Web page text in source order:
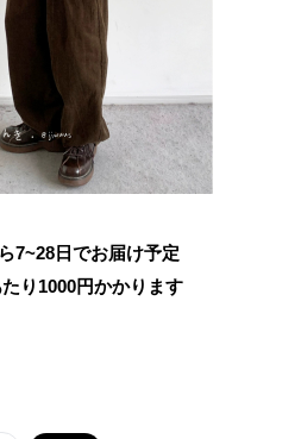
7~28日でお届け予定
り 1000円かかります